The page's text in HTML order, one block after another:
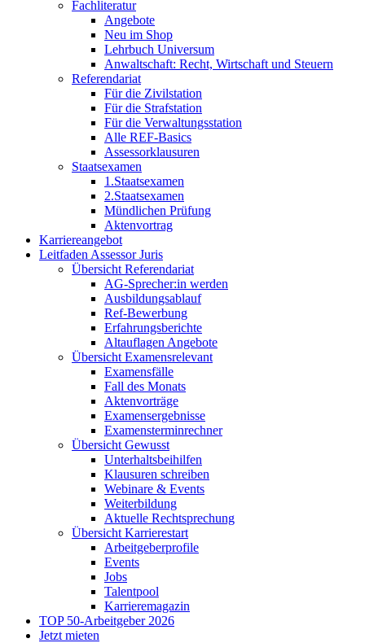
Fachliteratur
Angebote
Neu im Shop
Lehrbuch Universum
Anwaltschaft: Recht, Wirtschaft und Steuern
Referendariat
Für die Zivilstation
Für die Strafstation
Für die Verwaltungsstation
Alle REF-Basics
Assessorklausuren
Staatsexamen
1.Staatsexamen
2.Staatsexamen
Mündlichen Prüfung
Aktenvortrag
Karriereangebot
Leitfaden Assessor Juris
Übersicht Referendariat
AG-Sprecher:in werden
Ausbildungsablauf
Ref-Bewerbung
Erfahrungsberichte
Altauflagen Angebote
Übersicht Examensrelevant
Examensfälle
Fall des Monats
Aktenvorträge
Examensergebnisse
Examensterminrechner
Übersicht Gewusst
Unterhaltsbeihilfen
Klausuren schreiben
Webinare & Events
Weiterbildung
Aktuelle Rechtsprechung
Übersicht Karrierestart
Arbeitgeberprofile
Events
Jobs
Talentpool
Karrieremagazin
TOP 50-Arbeitgeber 2026
Jetzt mieten